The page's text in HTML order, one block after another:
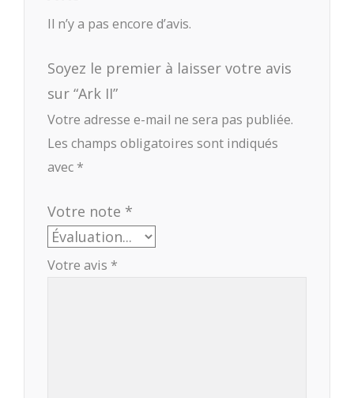
Il n’y a pas encore d’avis.
Soyez le premier à laisser votre avis
sur “Ark II”
Votre adresse e-mail ne sera pas publiée.
Les champs obligatoires sont indiqués
avec *
Votre note *
Votre avis *